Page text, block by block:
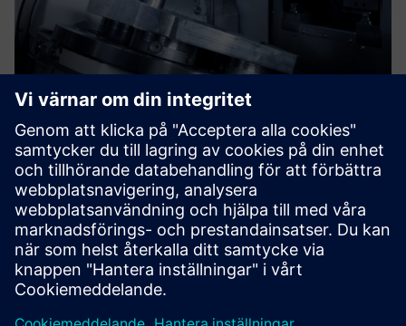
IBS Rotary Inspector
Qualifying the performance of 5-axis machines can be
complex. The Rotary Inspector measurement system
provides a revolutionary method to simplify this process.
Läs mer